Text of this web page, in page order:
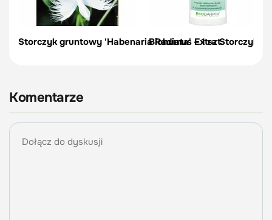
Storczyk gruntowy 'Habenaria Radiata' – 1 szt.
Biohumus Extra Storczyk
Komentarze